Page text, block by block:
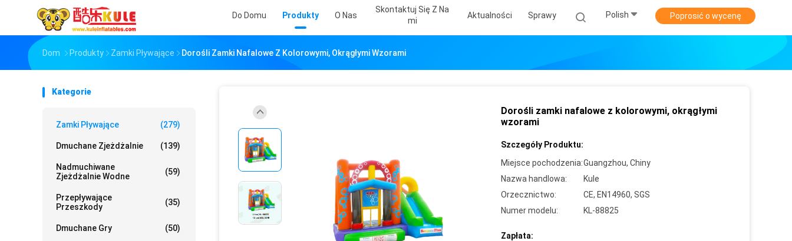
Do Domu Produkty O Nas
Skontaktuj Się Z Na
Mi
Aktualności Sprawy Polish Poprosić o wycenę
Dom Produkty Zamki Pływające Dorośli Zamki Nafalowe Z Kolorowymi, Okrągłymi Wzorami
Kategorie
Zamki Pływające (279)
Dmuchane Zjeżdżalnie (139)
Nadmuchiwane
Zjeżdżalnie Wodne
(59)
Przepływające
Przeszkody
(35)
Dmuchane Gry (50)
Dorośli zamki nafalowe z kolorowymi, okrągłymi
wzorami
Szczegóły Produktu:
Miejsce pochodzenia:Guangzhou, Chiny
Nazwa handlowa:
Kule
Orzecznictwo:
CE, EN14960, SGS
Numer modelu:
KL-88825
Zapłata: